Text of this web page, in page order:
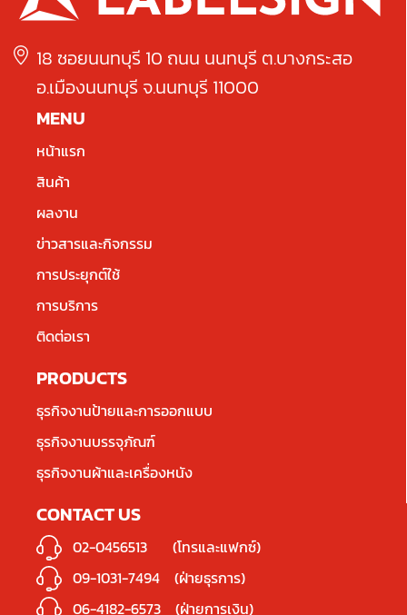
18 ซอยนนทบุรี 10 ถนน นนทบุรี ต.บางกระสอ
อ.เมืองนนทบุรี จ.นนทบุรี 11000
MENU
หน้าแรก
สินค้า
ผลงาน
ข่าวสารและกิจกรรม
การประยุกต์ใช้
การบริการ
ติดต่อเรา
PRODUCTS
ธุรกิจงานป้ายและการออกแบบ
ธุรกิจงานบรรจุภัณฑ์
ธุรกิจงานผ้าและเครื่องหนัง
CONTACT US
02-0456513
(โทรและแฟกซ์)
09-1031-7494 (ฝ่ายธุรการ)
06-4182-6573 (ฝ่ายการเงิน)